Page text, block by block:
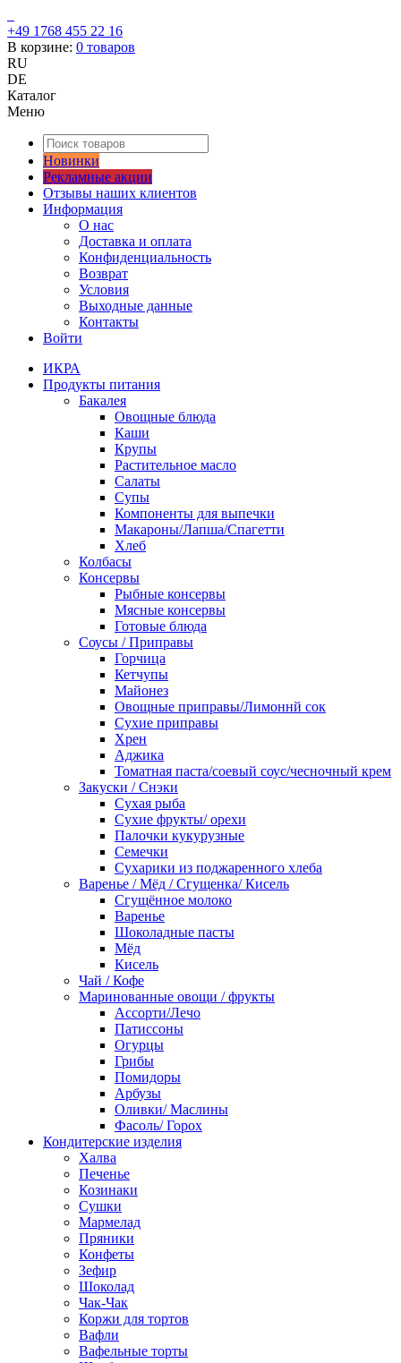
+49 1768 455 22 16
В корзине: 0 товаров
RU
DE
Каталог
Меню
Новинки
Рекламные акции
Отзывы наших клиентов
Информация
О нас
Доставка и оплата
Конфиденциальность
Возврат
Условия
Выходные данные
Контакты
Войти
ИКРА
Продукты питания
Бакалея
Овощные блюда
Каши
Крупы
Растительное масло
Салаты
Супы
Компоненты для выпечки
Макароны/Лапша/Спагетти
Хлеб
Колбасы
Консервы
Рыбные консервы
Мясные консервы
Готовые блюда
Соусы / Приправы
Горчица
Кетчупы
Майонез
Овощные приправы/Лимоннй сок
Сухие приправы
Хрен
Аджика
Томатная паста/соевый соус/чесночный крем
Закуски / Снэки
Сухая рыба
Сухие фрукты/ орехи
Палочки кукурузные
Семечки
Сухарики из поджаренного хлеба
Варенье / Мёд / Сгущенка/ Кисель
Сгущённое молоко
Варенье
Шоколадные пасты
Мёд
Кисель
Чай / Кофе
Маринованные овощи / фрукты
Ассорти/Лечо
Патиссоны
Огурцы
Грибы
Помидоры
Арбузы
Оливки/ Маслины
Фасоль/ Горох
Кондитерские изделия
Халва
Печенье
Козинаки
Сушки
Мармелад
Пряники
Конфеты
Зефир
Шоколад
Чак-Чак
Коржи для тортов
Вафли
Вафельные торты